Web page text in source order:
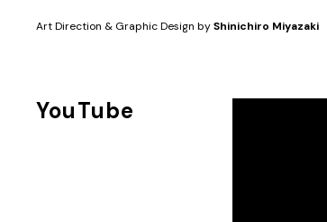
Art Direction & Graphic Design byShinichiro Miyazaki
YouTube